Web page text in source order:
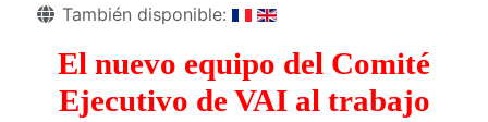
Detalles
También disponible:
El nuevo equipo del Comité
Ejecutivo de VAI al trabajo